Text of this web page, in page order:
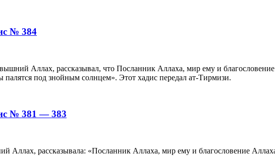
№ 384
Аллах, рассказывал, что Посланник Аллаха, мир ему и благословение
под знойным солнцем». Этот хадис передал ат-Тирмизи.
№ 381 — 383
Аллах, рассказывала: «Посланник Аллаха, мир ему и благословение